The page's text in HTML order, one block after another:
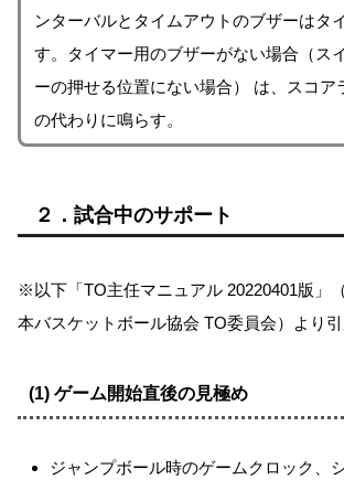
ンターバルとタイムアウトのブザーはタ
す。タイマー用のブザーがない場合（ス
ーの押せる位置にない場合） は、スコア
の代わりに鳴らす。
２．試合中のサポート
※以下 TO主任マニュアル 20220401版
本バスケットボール協会 TO委員会）より
(1) ゲーム開始直後の見極め
ジャンプボール時のゲームクロック、